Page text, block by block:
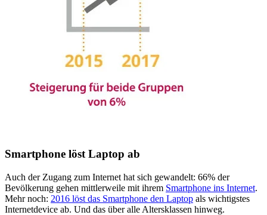
Smartphone löst Laptop ab
Auch der Zugang zum Internet hat sich gewandelt: 66% der
Bevölkerung gehen mittlerweile mit ihrem Smartphone ins Internet.
Mehr noch: 2016 löst das Smartphone den Laptop als wichtigstes
Internetdevice ab. Und das über alle Altersklassen hinweg.